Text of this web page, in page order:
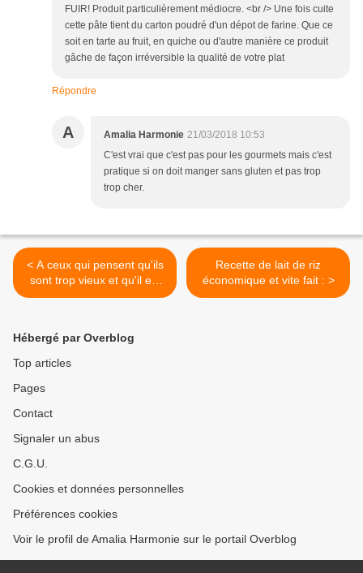
FUIR! Produit particulièrement médiocre. <br /> Une fois cuite
cette pâte tient du carton poudré d'un dépot de farine. Que ce
soit en tarte au fruit, en quiche ou d'autre manière ce produit
gâche de façon irréversible la qualité de votre plat
Répondre
A Amalia Harmonie 21/03/2018 10:53
C'est vrai que c'est pas pour les gourmets mais c'est
pratique si on doit manger sans gluten et pas trop
trop cher.
< A ceux qui pensent qu'ils
sont trop vieux et qu'il est
trop tard :
Recette de lait de riz
économique et vite fait : >
Hébergé par Overblog
Top articles
Pages
Contact
Signaler un abus
C.G.U.
Cookies et données personnelles
Préférences cookies
Voir le profil de Amalia Harmonie sur le portail Overblog